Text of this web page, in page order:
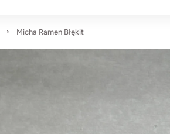
Micha Ramen Błękit